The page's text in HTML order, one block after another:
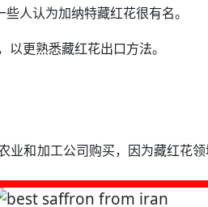
人认为加纳特藏红花很有名。
更熟悉藏红花出口方法。
和加工公司购买，因为藏红